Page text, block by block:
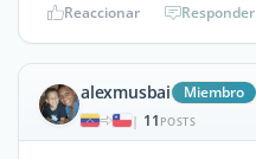
Reaccionar Responder
alexmusbai Miembro
| 11 POSTS